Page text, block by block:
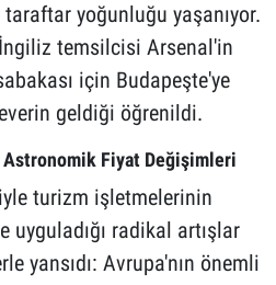
yoğunluğu yaşanıyor.
İngiliz temsilcisi Arsenal'in
için Budapeşte'ye
geldiği öğrenildi.
Fiyat Değişimleri
turizm işletmelerinin
radikal artışlar
yansıdı: Avrupa'nın önemli